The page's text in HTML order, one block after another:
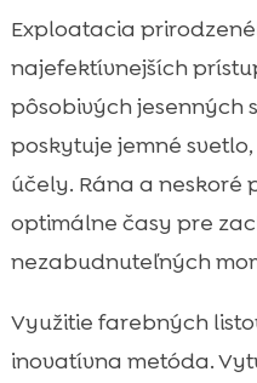
Exploatacia
najefektívnejších
pôsobivých jesenných
poskytuje jemné
účely. Rána a neskoré
optimálne časy pre
nezabudnuteľných
Využitie farebných
inovatívna metóda.